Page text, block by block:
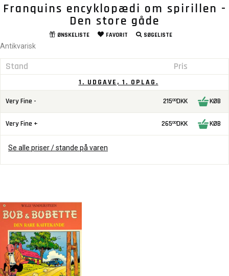
Franquins encyklopædi om spirillen -
Den store gåde
ØNSKELISTE FAVORIT SØGELISTE
Antikvarisk
Stand Pris
1. UDGAVE, 1. OPLAG.
Very Fine - 21500DKK KØB
Very Fine + 26500DKK KØB
Se alle priser / stande på varen